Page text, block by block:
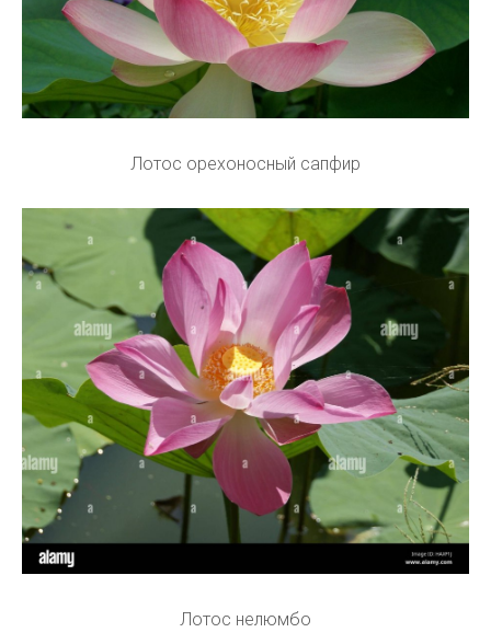
Лотос орехоносный сапфир
Лотос нелюмбо